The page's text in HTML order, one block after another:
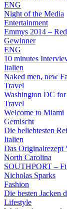
ENG
Night of the Media
Entertainment
Emmys 2014 –
Gewinner
ENG
10 minutes
Italien
Naked men, new
Travel
Washington DC
Travel
Welcome to Miami
Gemischt
Die beliebtesten
Italien
Das Originalrezept
North Carolina
SOUTHPORT –
Nicholas Sparks
Fashion
Die besten Jacken
Lifestyle